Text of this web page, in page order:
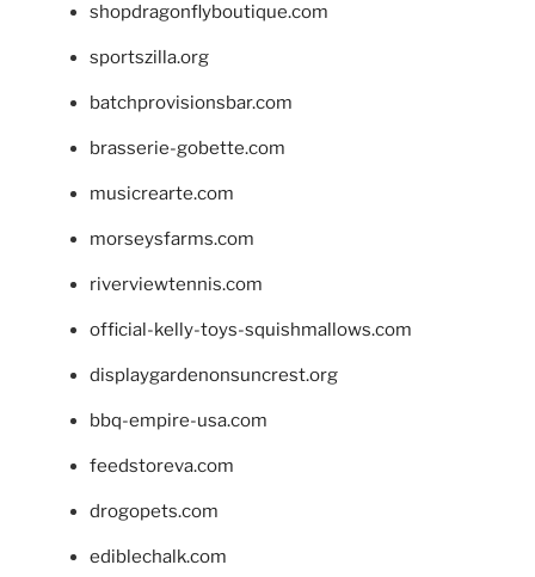
shopdragonflyboutique.com
sportszilla.org
batchprovisionsbar.com
brasserie-gobette.com
musicrearte.com
morseysfarms.com
riverviewtennis.com
official-kelly-toys-squishmallows.com
displaygardenonsuncrest.org
bbq-empire-usa.com
feedstoreva.com
drogopets.com
ediblechalk.com